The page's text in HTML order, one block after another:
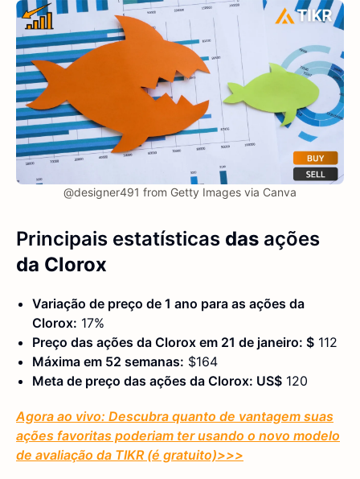
@designer491 from Getty Images via Canva
Principais estatísticas das ações
da Clorox
Variação de preço de 1 ano para as ações da
Clorox: 17%
Preço das ações da Clorox em 21 de janeiro: $ 112
Máxima em 52 semanas: $164
Meta de preço das ações da Clorox: US$ 120
Agora ao vivo: Descubra quanto de vantagem suas
ações favoritas poderiam ter usando o novo modelo
de avaliação da TIKR (é gratuito)>>>